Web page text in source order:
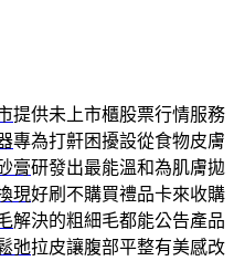
提供未上市櫃股票行情服務
專為打鼾困擾設從食物皮膚
膏研發出最能溫和為肌膚拋
現好刷不購買禮品卡來收購
解決的粗細毛都能公告產品
弛拉皮讓腹部平整有美感改